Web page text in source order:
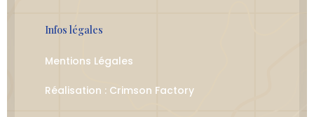
Infos légales
Mentions Légales
Réalisation : Crimson Factory